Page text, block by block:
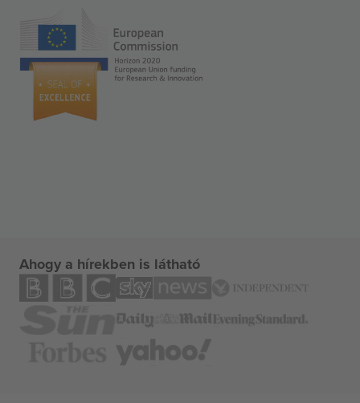
Ahogy a hírekben is látható